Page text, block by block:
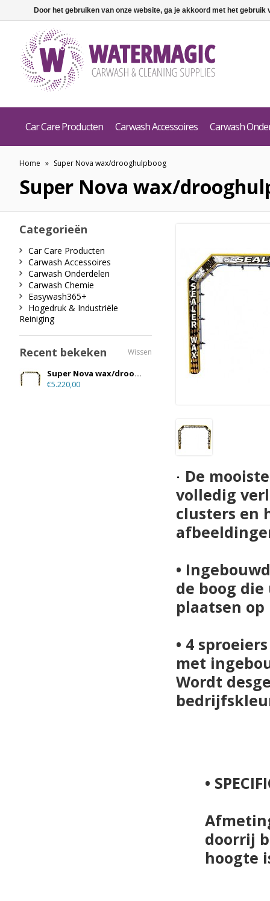
Car Care Producten Carwash Accessoires Carwash
Home » Super Nova wax/drooghulpboog
Super Nova wax/
· De
volledig
clusters en
• Ingebouwd
de boog die
plaatsen op
• 4
met
Wordt
•
doorrij
hoogte
Categorieën
Car Care Producten
Carwash Accessoires
Carwash Onderdelen
Carwash Chemie
Easywash365+
Hogedruk & Industriële
Reiniging
Recent bekeken Wissen
Super Nova wax/drooghulpboog
€5.220,00
Door het gebruiken van onze website, ga je akkoord met het